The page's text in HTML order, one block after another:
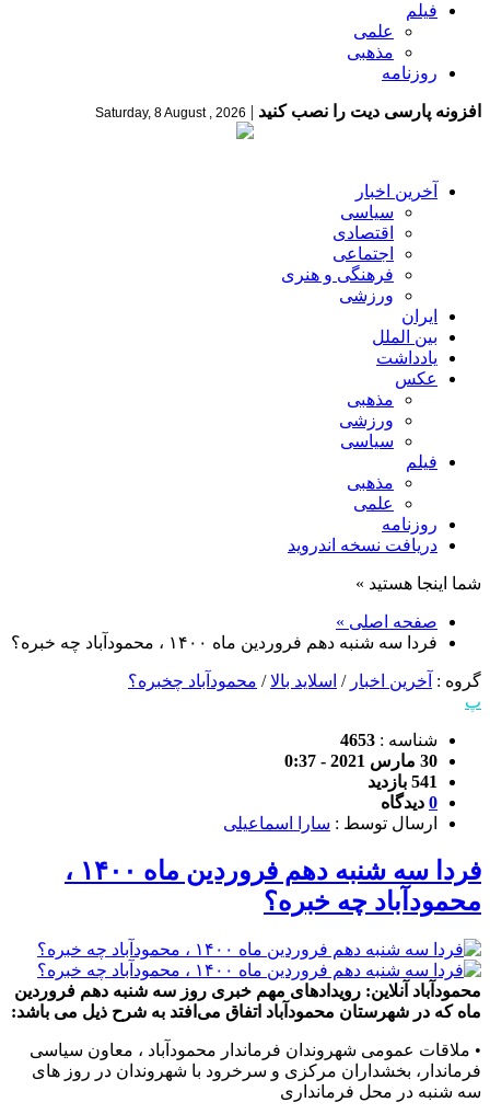
فیلم
علمی
مذهبی
روزنامه
افزونه پارسی دیت را نصب کنید |
Saturday, 8 August , 2026
آخرین اخبار
سیاسی
اقتصادی
اجتماعی
فرهنگی و هنری
ورزشی
ایران
بین الملل
یادداشت
عکس
مذهبی
ورزشی
سیاسی
فیلم
مذهبی
علمی
روزنامه
دریافت نسخه اندروید
شما اینجا هستید »
صفحه اصلی »
فردا سه شنبه دهم فروردین ماه ۱۴۰۰ ، محمودآباد چه خبره؟
گروه : آخرین اخبار / اسلاید بالا/ محمودآباد چخبره؟
پ
شناسه : 4653
30 مارس 2021 - 0:37
541 بازدید
0 دیدگاه
ارسال توسط : سارا اسماعیلی
فردا سه شنبه دهم فروردین ماه ۱۴۰۰ ،
محمودآباد چه خبره؟
محمودآباد آنلاین: رویدادهای مهم خبری روز سه شنبه دهم فروردین
ماه که در شهرستان محمودآباد اتفاق می‌افتد به شرح ذیل می باشد:
• ملاقات عمومی شهروندان فرماندار محمودآباد ، معاون سیاسی
فرماندار، بخشداران مرکزی و سرخرود با شهروندان در روز های
سه شنبه در محل فرمانداری